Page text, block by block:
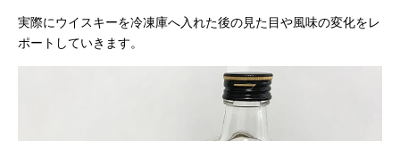
実際にウイスキーを冷凍庫へ入れた後の見た目や風味の変化をレ
ポートしていきます。